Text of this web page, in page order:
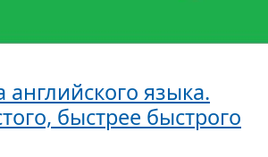
английского языка.
быстрее быстрого